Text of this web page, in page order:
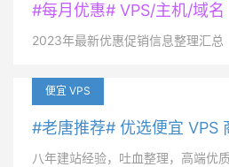
#每月优惠# VPS/主机/域名
2023年最新优惠促销信息整理汇总
便宜 VPS
#老唐推荐# 优选便宜 VPS
八年建站经验，吐血整理，高端优